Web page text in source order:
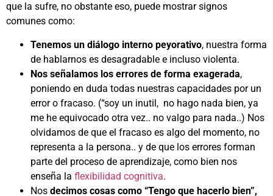
que la sufre, no obstante eso, puede mostrar signos
comunes como:
Tenemos un diálogo interno peyorativo, nuestra forma
de hablarnos es desagradable e incluso violenta.
Nos señalamos los errores de forma exagerada,
poniendo en duda todas nuestras capacidades por un
error o fracaso. (“soy un inutil, no hago nada bien, ya
me he equivocado otra vez.. no valgo para nada..) Nos
olvidamos de que el fracaso es algo del momento, no
representa a la persona.. y de que los errores forman
parte del proceso de aprendizaje, como bien nos
enseña la flexibilidad cognitiva.
Nos decimos cosas como “Tengo que hacerlo bien”,